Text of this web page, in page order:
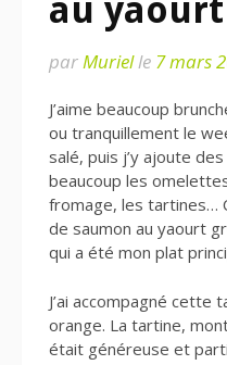
au
parMurielle 7 mars
J’aime beaucoup
ou tranquillement le
salé, puis j’y ajoute
beaucoup les
fromage, les tartines…
de saumon au yaourt
qui a été mon plat
J’ai accompagné cette
orange. La tartine,
était généreuse et